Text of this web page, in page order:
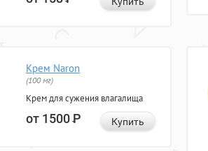
Крем Naron
(100 мг)
Крем для сужения влагалища
от 1500Р Купить